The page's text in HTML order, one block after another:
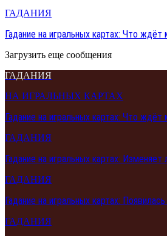
ГАДАНИЯ
Гадание на игральных картах: Что
Загрузить еще сообщения
ГАДАНИЯ
НА ИГРАЛЬНЫХ КАРТАХ
Гадание на игральных картах: Что
ГАДАНИЯ
Гадание на игральных картах:
ГАДАНИЯ
Гадание на игральных картах:
ГАДАНИЯ